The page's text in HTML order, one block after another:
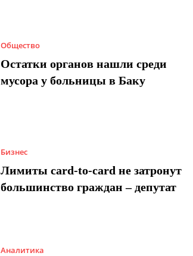
Общество
Остатки органов нашли среди
мусора у больницы в Баку
Бизнес
Лимиты card-to-card не затронут
большинство граждан – депутат
Аналитика